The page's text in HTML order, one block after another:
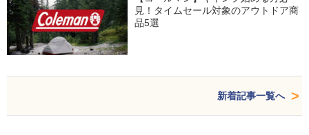
見！タイムセール対象のアウトドア商
品5選
新着記事一覧へ